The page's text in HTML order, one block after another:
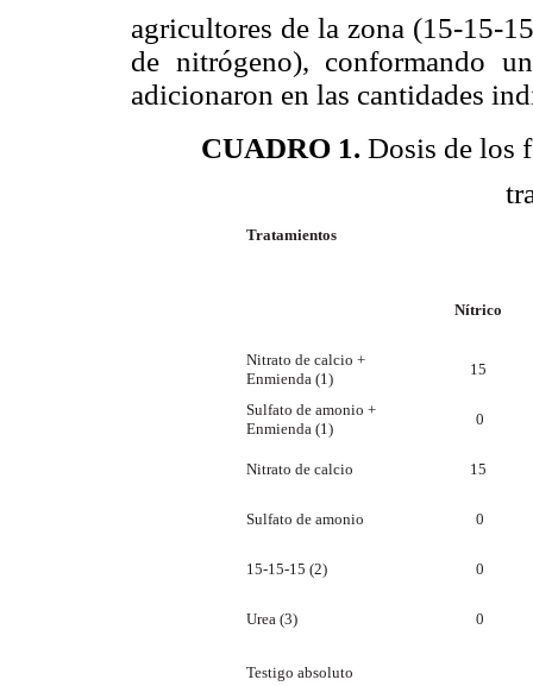
agricultores de la zona (15-15-
de nitrógeno), conformando
adicionaron en las cantidades
CUADRO 1. Dosis de los
Tratamientos
Nítrico
Nitrato de calcio +
Enmienda (1)
15
Sulfato de amonio +
Enmienda (1)
0
Nitrato de calcio 15
Sulfato de amonio 0
15-15-15 (2) 0
Urea (3) 0
Testigo absoluto